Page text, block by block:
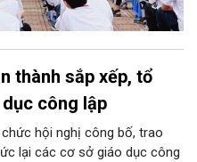
thành sắp xếp, tổ
công lập
hội nghị công bố, trao
lại các cơ sở giáo dục công